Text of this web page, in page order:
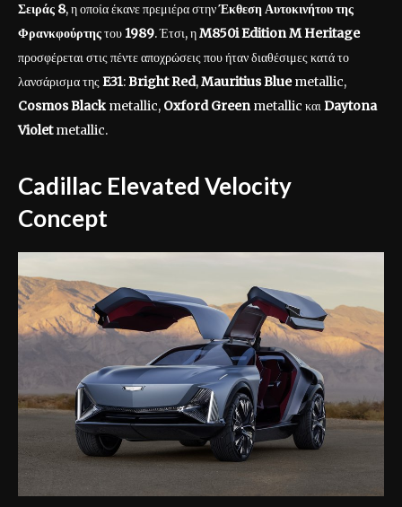
Σειράς 8, η οποία έκανε πρεμιέρα στηνΈκθεση Αυτοκινήτου της
Φρανκφούρτηςτου 1989. Έτσι, ηM850i Edition M Heritage
προσφέρεται στις πέντε αποχρώσεις που ήταν διαθέσιμες κατά το
λανσάρισμα της E31:Bright Red,Mauritius Bluemetallic,
Cosmos Blackmetallic, Oxford Greenmetallic καιDaytona
Violetmetallic.
Cadillac Elevated Velocity
Concept